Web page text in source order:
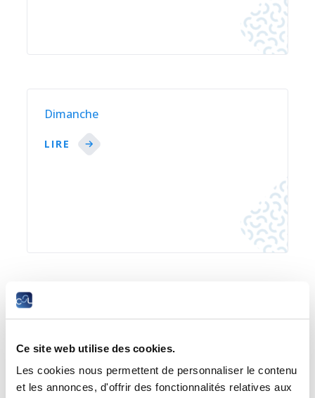
Ce site web utilise des cookies.
Les cookies nous permettent de personnaliser le contenu
et les annonces, d'offrir des fonctionnalités relatives aux
Dimanche
LIRE
LIRE